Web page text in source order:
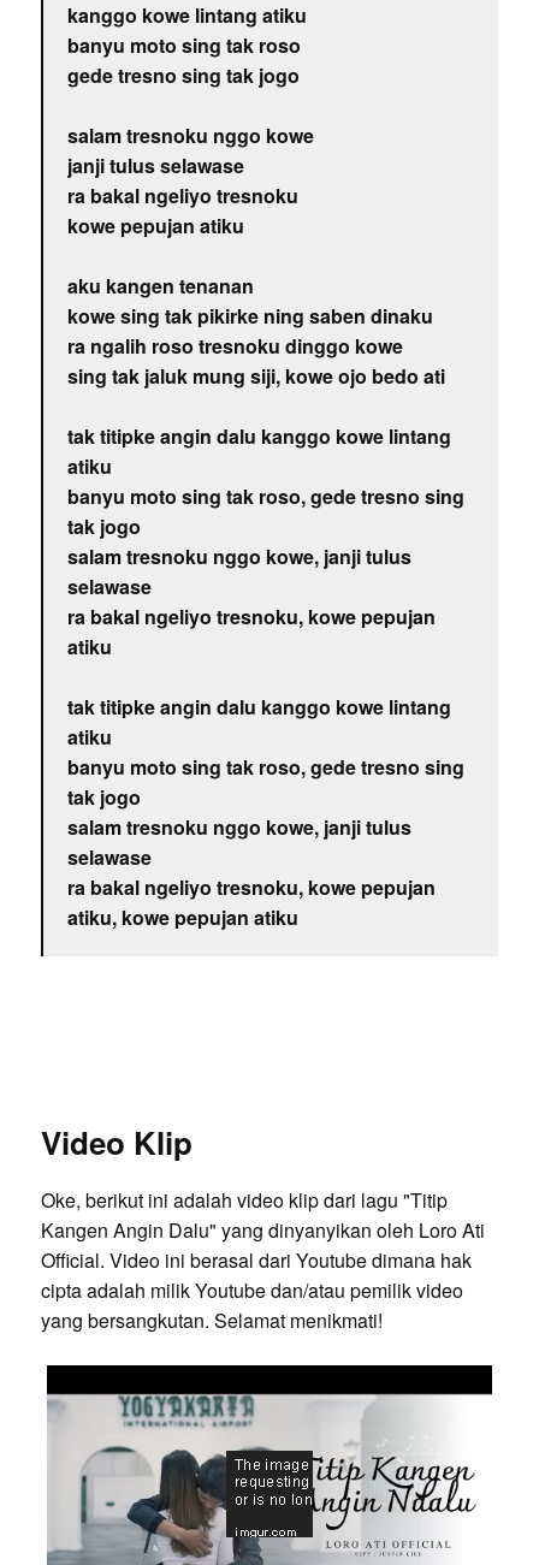
kanggo kowe lintang atiku
banyu moto sing tak roso
gede tresno sing tak jogo
salam tresnoku nggo kowe
janji tulus selawase
ra bakal ngeliyo tresnoku
kowe pepujan atiku
aku kangen tenanan
kowe sing tak pikirke ning saben dinaku
ra ngalih roso tresnoku dinggo kowe
sing tak jaluk mung siji, kowe ojo bedo ati
tak titipke angin dalu kanggo kowe lintang
atiku
banyu moto sing tak roso, gede tresno sing
tak jogo
salam tresnoku nggo kowe, janji tulus
selawase
ra bakal ngeliyo tresnoku, kowe pepujan
atiku
tak titipke angin dalu kanggo kowe lintang
atiku
banyu moto sing tak roso, gede tresno sing
tak jogo
salam tresnoku nggo kowe, janji tulus
selawase
ra bakal ngeliyo tresnoku, kowe pepujan
atiku, kowe pepujan atiku
Video Klip
Oke, berikut ini adalah video klip dari lagu "Titip
Kangen Angin Dalu" yang dinyanyikan oleh Loro Ati
Official. Video ini berasal dari Youtube dimana hak
cipta adalah milik Youtube dan/atau pemilik video
yang bersangkutan. Selamat menikmati!